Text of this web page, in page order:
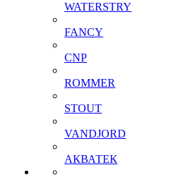
WATERSTRY
FANCY
CNP
ROMMER
STOUT
VANDJORD
АКВАТЕК